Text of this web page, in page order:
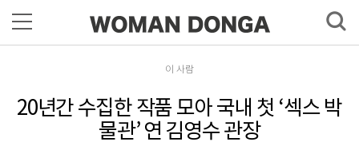
이 사람
20년간 수집한 작품 모아 국내 첫 ‘섹스 박
물관’ 연 김영수 관장